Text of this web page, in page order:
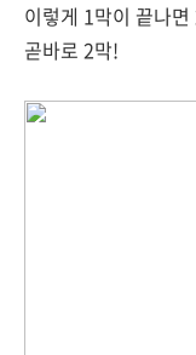
이렇게 1막이 끝나
곧바로 2막!